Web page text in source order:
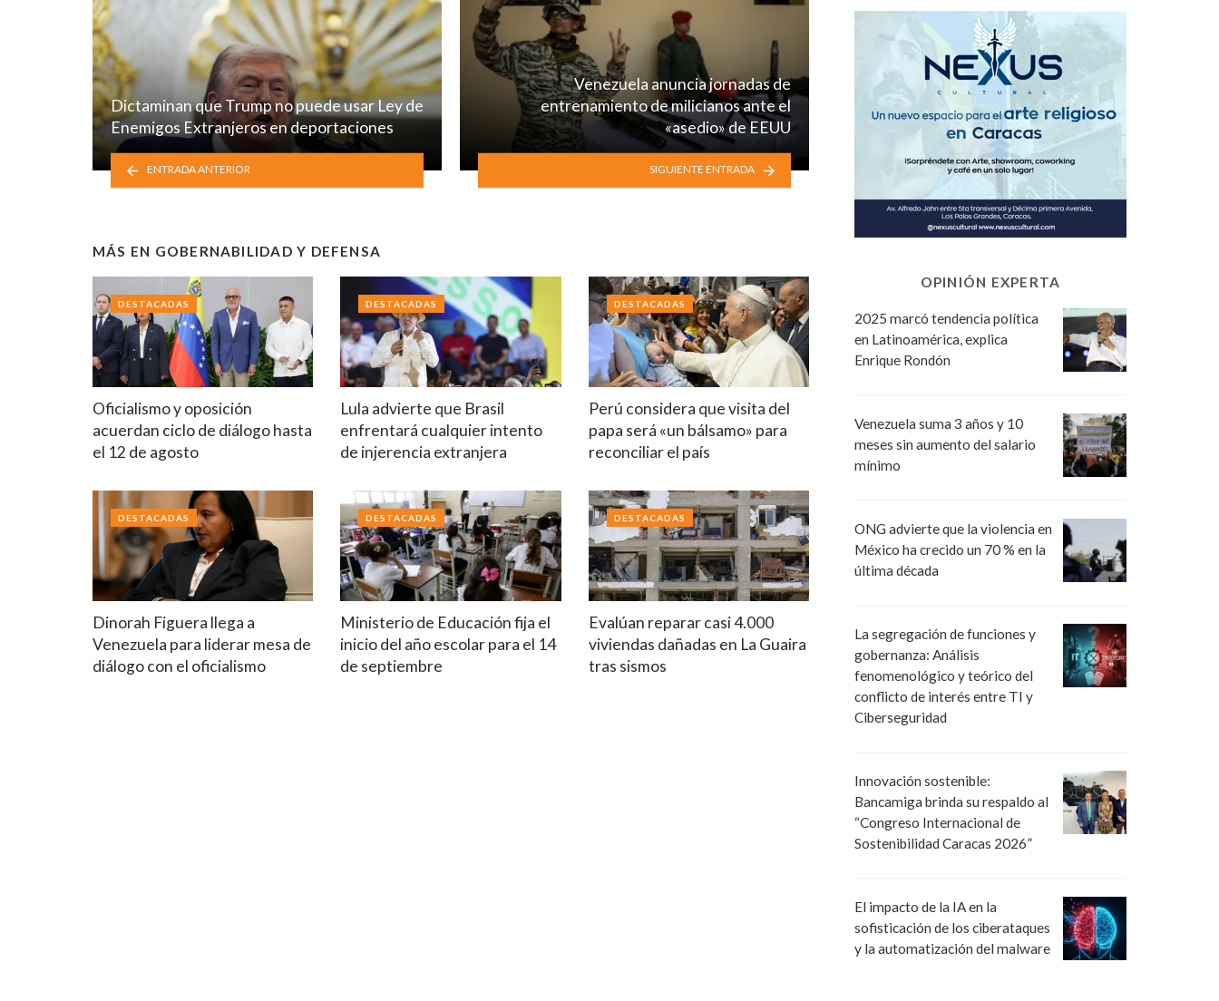
Dictaminan que Trump no puede usar Ley de
Enemigos Extranjeros en deportaciones
ENTRADA ANTERIOR
Venezuela anuncia jornadas de
entrenamiento de milicianos ante el
«asedio» de EEUU
SIGUIENTE ENTRADA
MÁS EN GOBERNABILIDAD Y DEFENSA
Oficialismo y oposición
acuerdan ciclo de diálogo hasta
el 12 de agosto
DESTACADAS
Lula advierte que Brasil
enfrentará cualquier intento
de injerencia extranjera
DESTACADAS
Perú considera que visita del
papa será «un bálsamo» para
reconciliar el país
DESTACADAS
Dinorah Figuera llega a
Venezuela para liderar mesa de
diálogo con el oficialismo
DESTACADAS
Ministerio de Educación fija el
inicio del año escolar para el 14
de septiembre
DESTACADAS
Evalúan reparar casi 4.000
viviendas dañadas en La Guaira
tras sismos
DESTACADAS
OPINIÓN EXPERTA
2025 marcó tendencia política
en Latinoamérica, explica
Enrique Rondón
Venezuela suma 3 años y 10
meses sin aumento del salario
mínimo
ONG advierte que la violencia en
México ha crecido un 70 % en la
última década
La segregación de funciones y
gobernanza: Análisis
fenomenológico y teórico del
conflicto de interés entre TI y
Ciberseguridad
Innovación sostenible:
Bancamiga brinda su respaldo al
“Congreso Internacional de
Sostenibilidad Caracas 2026”
El impacto de la IA en la
sofisticación de los ciberataques
y la automatización del malware